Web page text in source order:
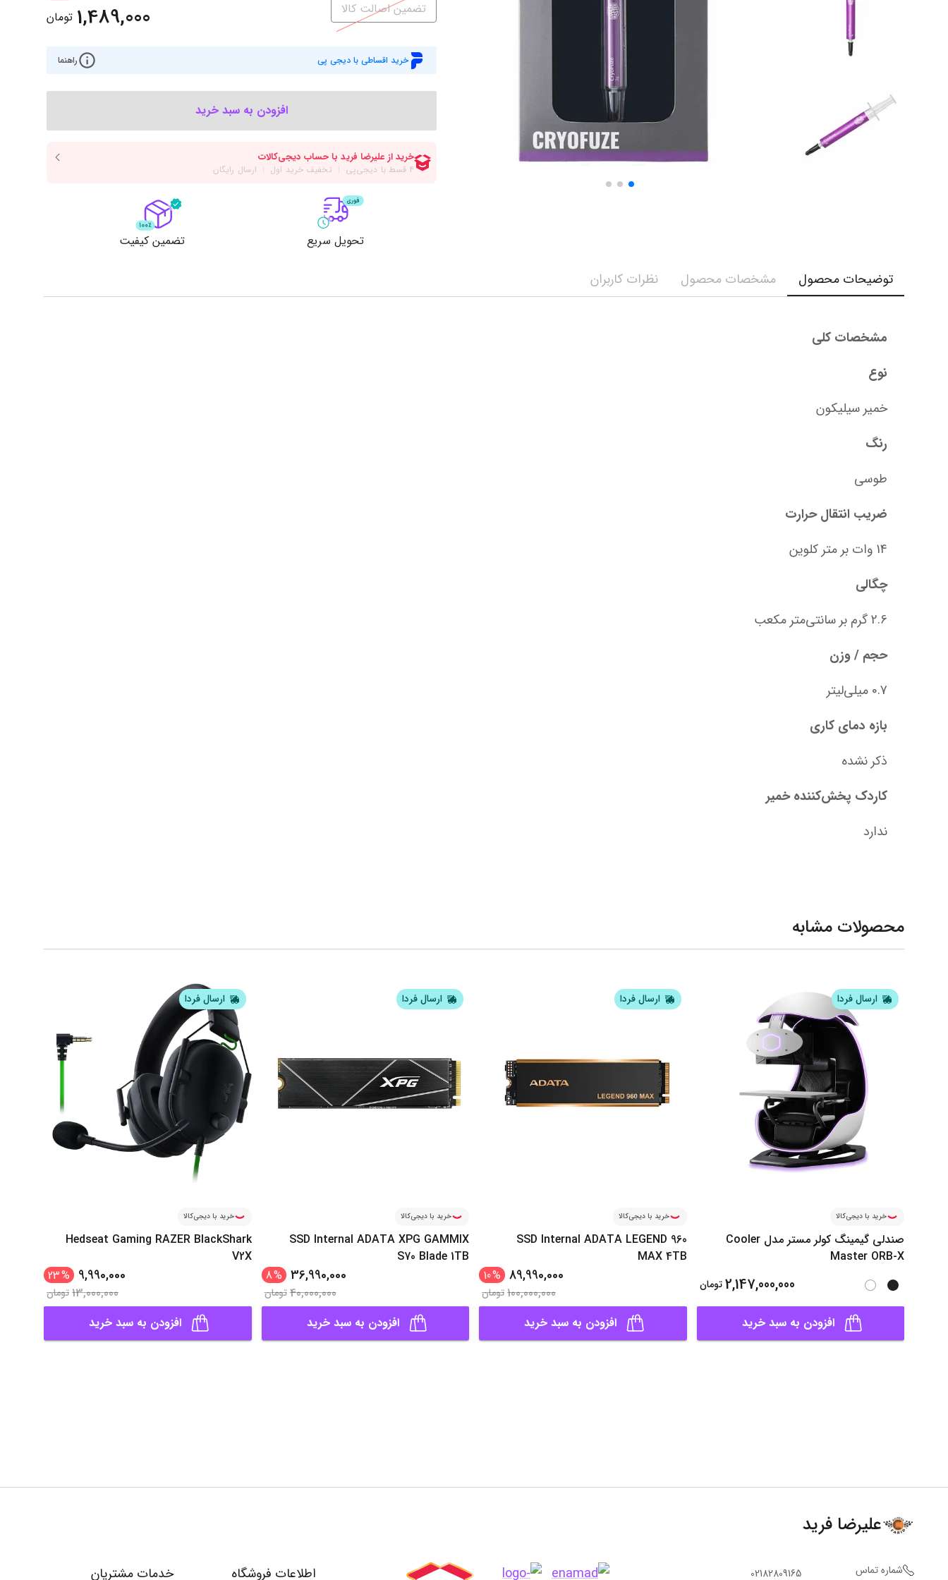
اکسسوری
کول پد
کابل‌ها
منبع تغذیه (پاور)
رم
مادربرد
تضمین اصالت کالا 1,489,000 تومان
خرید اقساطی با دیجی پی راهنما
افزودن به سبد خرید
تحویل سریع تضمین کیفیت
توضیحات محصول مشخصات محصول نظرات کاربران
مشخصات کلی
نوع
خمیر سیلیکون
رنگ
طوسی
ضریب انتقال حرارت
14 وات بر متر کلوین
چگالی
2.6 گرم بر سانتی‌متر مکعب
حجم / وزن
0.7 میلی‌لیتر
بازه دمای کاری
ذکر نشده
کاردک پخش‌کننده خمیر
ندارد
محصولات مشابه
ارسال فردا
خرید با دیجی‌کالا
صندلی گیمینگ کولر مستر مدل Cooler
Master ORB-X
2,147,000,000 تومان
افزودن به سبد خرید
ارسال فردا
خرید با دیجی‌کالا
SSD Internal ADATA LEGEND 960
MAX 4TB
89,990,000
%
10
100,000,000تومان
افزودن به سبد خرید
ارسال فردا
خرید با دیجی‌کالا
SSD Internal ADATA XPG GAMMIX
S70 Blade 1TB
36,990,000
%
8
40,000,000تومان
افزودن به سبد خرید
ارسال فردا
خرید با دیجی‌کالا
Hedseat Gaming RAZER BlackShark
V2X
9,990,000
%
23
13,000,000تومان
افزودن به سبد خرید
علیرضا فرید
شماره تماس 02182809165 اطلاعات فروشگاه خدمات مشتریان